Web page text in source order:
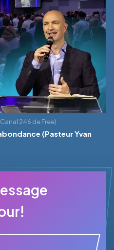
246 de Free)
(Pasteur Yvan